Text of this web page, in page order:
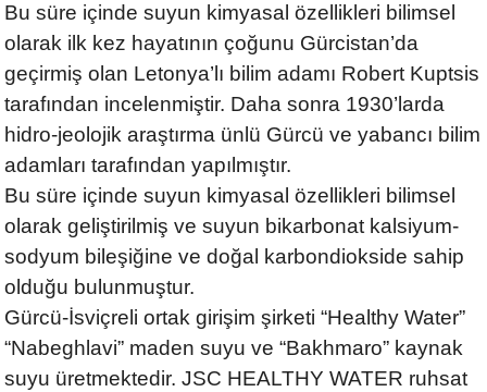
Bu süre içinde suyun kimyasal özellikleri bilimsel
olarak ilk kez hayatının çoğunu Gürcistan’da
geçirmiş olan Letonya’lı bilim adamı Robert Kuptsis
tarafından incelenmiştir. Daha sonra 1930’larda
hidro-jeolojik araştırma ünlü Gürcü ve yabancı bilim
adamları tarafından yapılmıştır.
Bu süre içinde suyun kimyasal özellikleri bilimsel
olarak geliştirilmiş ve suyun bikarbonat kalsiyum-
sodyum bileşiğine ve doğal karbondiokside sahip
olduğu bulunmuştur.
Gürcü-İsviçreli ortak girişim şirketi “Healthy Water”
“Nabeghlavi” maden suyu ve “Bakhmaro” kaynak
suyu üretmektedir. JSC HEALTHY WATER ruhsat